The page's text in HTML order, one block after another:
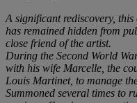
A significant rediscovery,
has remained hidden from
close friend of the artist.
During the Second World
with his wife Marcelle, the
Louis Martinet, to manage
Summoned several times to